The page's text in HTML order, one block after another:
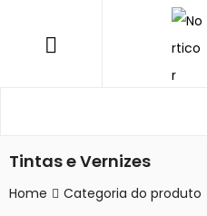
Tintas e Vernizes
Home Categoria do produto